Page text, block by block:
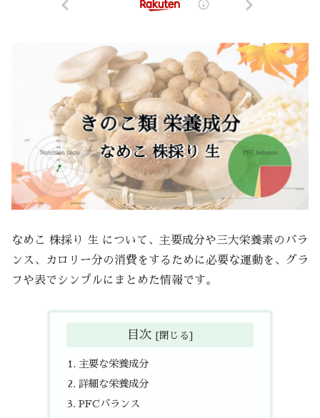
なめこ 株採り 生 について、主要成分や三大栄養素のバラ
ンス、カロリー分の消費をするために必要な運動を、グラ
フや表でシンプルにまとめた情報です。
目次
主要な栄養成分
詳細な栄養成分
PFCバランス